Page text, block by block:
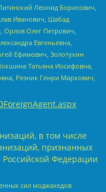
Леонид Борисович,
Иванович, Шабад
Орлов Олег Петрович,
Евгеньевна,
Ефимович, Золотухин
Татьяна Иосифовна,
Резник Генри Маркович,
в том числе
признанных
Российской Федерации
сил моджахедов